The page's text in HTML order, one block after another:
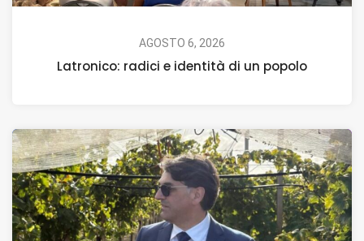
AGOSTO 6, 2026
Latronico: radici e identità di un popolo